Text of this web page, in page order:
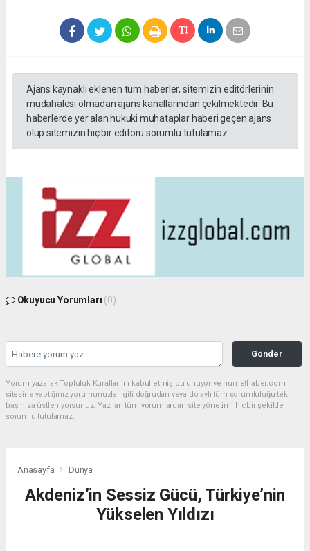
Ajans kaynaklı eklenen tüm haberler, sitemizin editörlerinin
müdahalesi olmadan ajans kanallarından çekilmektedir. Bu
haberlerde yer alan hukuki muhataplar haberi geçen ajans
olup sitemizin hiç bir editörü sorumlu tutulamaz.
Okuyucu Yorumları (0)
Gönder
Yorum yazarak Topluluk Kuralları’nı kabul etmiş bulunuyor ve hurnethaber.com
sitesine yaptığınız yorumunuzla ilgili doğrudan veya dolaylı tüm sorumluluğu tek
başınıza üstleniyorsunuz. Yazılan tüm yorumlardan site yönetimi hiçbir şekilde
sorumlu tutulamaz.
Anasayfa Dünya
Akdeniz’in Sessiz Gücü, Türkiye’nin
Yükselen Yıldızı